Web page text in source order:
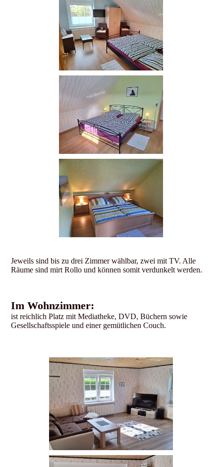
Jeweils sind bis zu drei Zimmer wählbar, zwei mit TV. Alle
Räume sind mirt Rollo und können somit verdunkelt werden.
Im Wohnzimmer:
ist reichlich Platz mit Mediatheke, DVD, Büchern sowie
Gesellschaftsspiele und einer gemütlichen Couch.